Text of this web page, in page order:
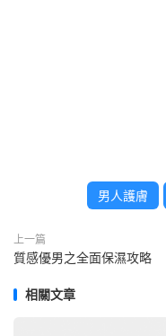
男人護膚
上一篇
質感優男之全面保濕攻略
相關文章